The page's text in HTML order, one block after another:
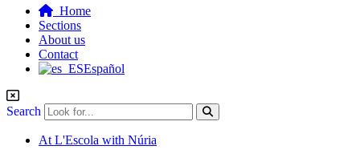
Home
Sections
About us
Contact
Español
Search
At L'Escola with Núria